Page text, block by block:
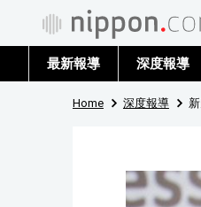
最新報導 深度報導
Home 深度報導